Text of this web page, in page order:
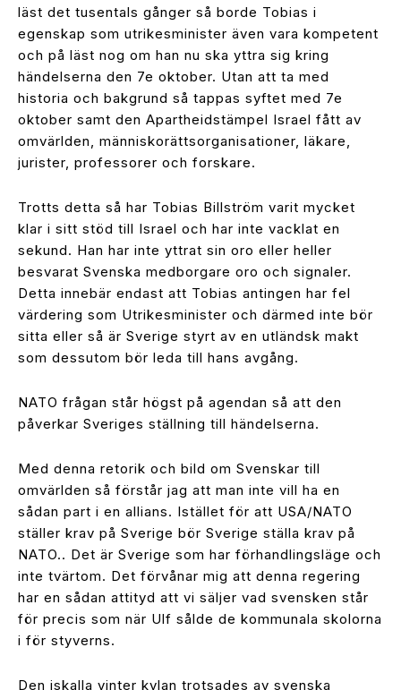
läst det tusentals gånger så borde Tobias i
egenskap som utrikesminister även vara kompetent
och på läst nog om han nu ska yttra sig kring
händelserna den 7e oktober. Utan att ta med
historia och bakgrund så tappas syftet med 7e
oktober samt den Apartheidstämpel Israel fått av
omvärlden, människorättsorganisationer, läkare,
jurister, professorer och forskare.
Trotts detta så har Tobias Billström varit mycket
klar i sitt stöd till Israel och har inte vacklat en
sekund. Han har inte yttrat sin oro eller heller
besvarat Svenska medborgare oro och signaler.
Detta innebär endast att Tobias antingen har fel
värdering som Utrikesminister och därmed inte bör
sitta eller så är Sverige styrt av en utländsk makt
som dessutom bör leda till hans avgång.
NATO frågan står högst på agendan så att den
påverkar Sveriges ställning till händelserna.
Med denna retorik och bild om Svenskar till
omvärlden så förstår jag att man inte vill ha en
sådan part i en allians. Istället för att USA/NATO
ställer krav på Sverige bör Sverige ställa krav på
NATO.. Det är Sverige som har förhandlingsläge och
inte tvärtom. Det förvånar mig att denna regering
har en sådan attityd att vi säljer vad svensken står
för precis som när Ulf sålde de kommunala skolorna
i för styverns.
Den iskalla vinter kylan trotsades av svenska